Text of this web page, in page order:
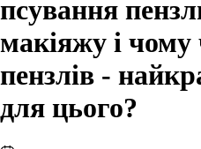
псування
макіяжу і чому
пензлів -
для цього?